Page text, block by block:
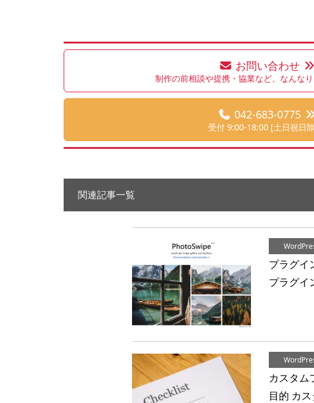
お問い合わせ
制作の前相談や提携・協業など、なんな
042-683-0775
受付 9:00-18:00 [土日祝日
関連記事一覧
プラグイ
プラグイ
カスタム
目的 カ